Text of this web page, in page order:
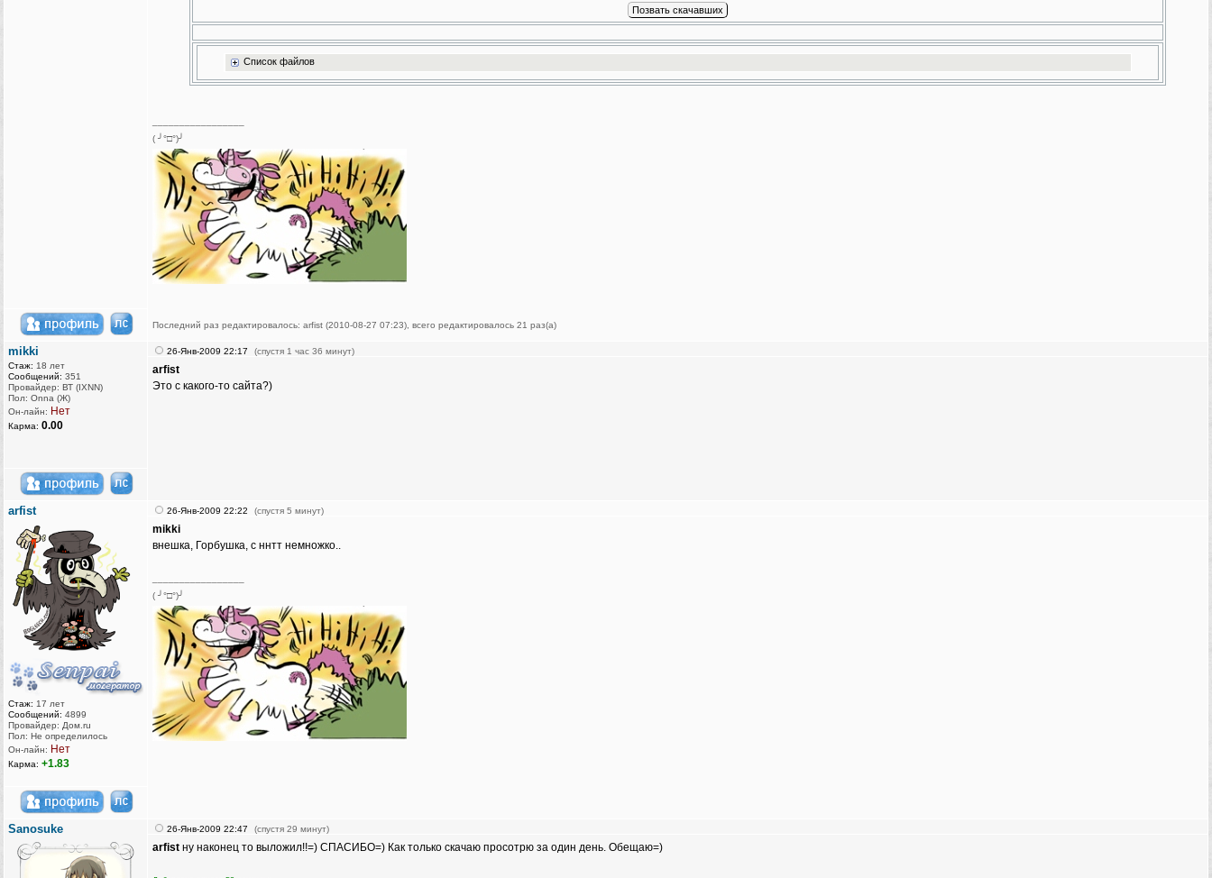
Список файлов
( ╯°□°)╯
Последний раз редактировалось: arfist (2010-08-27 07:23), всего редактировалось 21 раз(а)
mikki
Стаж: 18 лет
Сообщений: 351
Провайдер: ВТ (IXNN)
Пол: Onna (Ж)
Он-лайн: Нет
Карма: 0.00
26-Янв-2009 22:17 (спустя 1 час 36 минут)
arfist
Это с какого-то сайта?)
arfist
Стаж: 17 лет
Сообщений: 4899
Провайдер: Дом.ru
Пол: Не определилось
Он-лайн: Нет
Карма: +1.83
26-Янв-2009 22:22 (спустя 5 минут)
mikki
внешка, Горбушка, с ннтт немножко..
( ╯°□°)╯
Sanosuke 26-Янв-2009 22:47 (спустя 29 минут)
arfist ну наконец то выложил!!=) СПАСИБО=) Как только скачаю просотрю за один день. Обещаю=)